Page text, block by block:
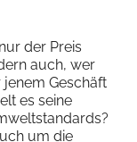
der Preis
auch, wer
jenem Geschäft
es seine
um die